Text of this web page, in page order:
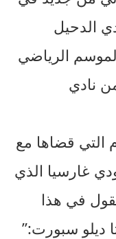
الدحيل
الرياضي
من نادي
التي قضاها مع
غارسيا الذي
في هذا
ديلو سبورت:”